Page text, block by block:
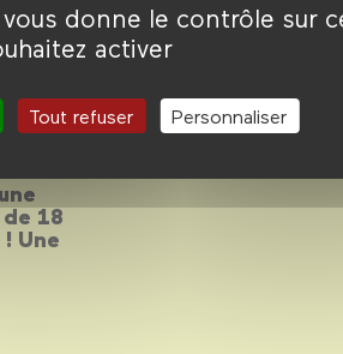
donne le contrôle sur
activer
Tout refuser Personnaliser
18
Une